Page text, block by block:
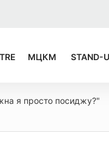
МЦКМ STAND-
я просто посиджу?"